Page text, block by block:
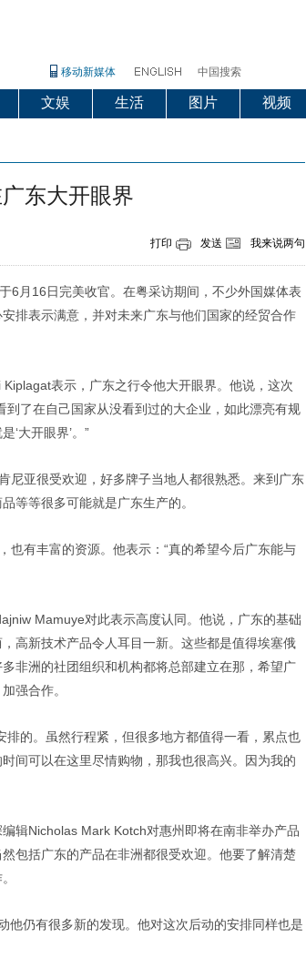
移动新媒体 中国搜索
文娱 生活 图片 视频
东大开眼界
打印 发送 我来说两句
6月16日完美收官。在粤采访期间，不少外国媒体表
排表示满意，并对未来广东与他们国家的经贸合作
表示，广东之行令他大开眼界。他说，这次
了在自己国家从没看到过的大企业，如此漂亮有规
‘大开眼界’。”
尼亚很受欢迎，好多牌子当地人都很熟悉。来到广东
等等很多可能就是广东生产的。
也有丰富的资源。他表示：“真的希望今后广东能与
Mamuye对此表示高度认同。他说，广东的基础
高新技术产品令人耳目一新。这些都是值得埃塞俄
非洲的社团组织和机构都将总部建立在那，希望广
强合作。
排的。虽然行程紧，但很多地方都值得一看，累点也
间可以在这里尽情购物，那我也很高兴。因为我的
辑Nicholas Mark Kotch对惠州即将在南非举办产品
包括广东的产品在非洲都很受欢迎。他要了解清楚
他仍有很多新的发现。他对这次后动的安排同样也是